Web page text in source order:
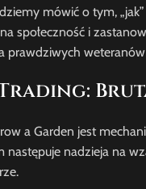
mówić o tym,
społeczność i
prawdziwych
a Garden jest
następuje nadzieja na